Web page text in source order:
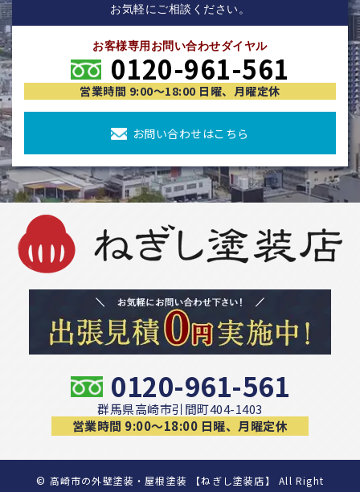
お気軽にご相談ください。
お客様専用お問い合わせダイヤル
0120-961-561
営業時間 9:00〜18:00 日曜、月曜定休
お問い合わせはこちら
0120-961-561
群馬県高崎市引間町404-1403
営業時間 9:00〜18:00 日曜、月曜定休
© 高崎市の外壁塗装・屋根塗装 【ねぎし塗装店】 All Right